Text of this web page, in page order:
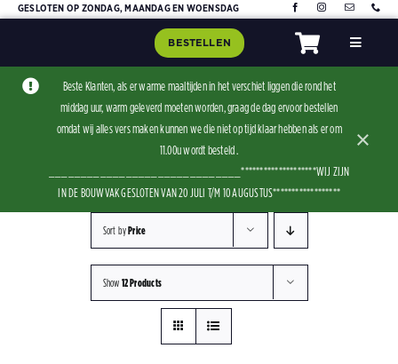
GESLOTEN OP ZONDAG, MAANDAG EN WOENSDAG
Toggle
Contact
BESTELLEN
Beste Klanten, als er warme maaltijden in het verschiet liggen die rond het
middag uur, warm geleverd moeten worden, graag de dag ervoor bestellen
omdat wij alles vers maken kunnen we die niet op tijd klaar hebben als er om
11.00u wordt besteld .
______________________________********************WIJ ZIJN
IN DE BOUWVAK GESLOTEN VAN 20 JULI T/M 10 AUGUSTUS******************
×
Sort byPrice
Show12 Products